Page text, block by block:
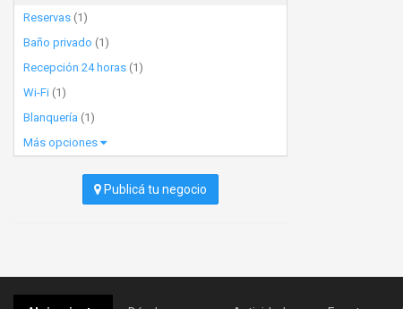
Reservas (1)
Baño privado (1)
Recepción 24 horas (1)
Wi-Fi (1)
Blanquería (1)
Más opciones
Publicá tu negocio